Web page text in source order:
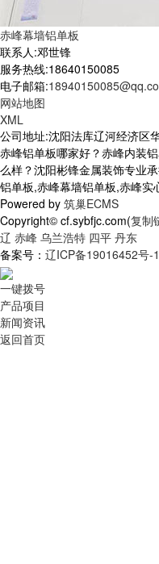
赤峰幕墙铝单板
联系人:邓世锋
服务热线:18640150085
电子邮箱:
网站地图
XML
公司地址:沈阳法库辽河经济区
赤峰铝单板哪家好？赤峰内装
么样？沈阳彬锋金属装饰专业
铝单板,赤峰幕墙铝单板,赤峰
Powered by 筑巢ECMS
Copyright© cf.sybfjc.com(复制
辽 赤峰 乌兰浩特 四平 丹东
备案号： 辽ICP备19016452号-1
一键拨号
产品项目
新闻资讯
返回首页